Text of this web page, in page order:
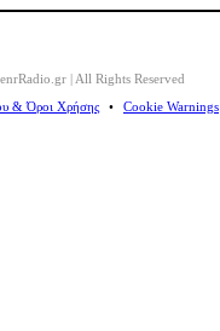
| All Rights Reserved
& Όροι Χρήσης ⠀•⠀ Cookie Warnings